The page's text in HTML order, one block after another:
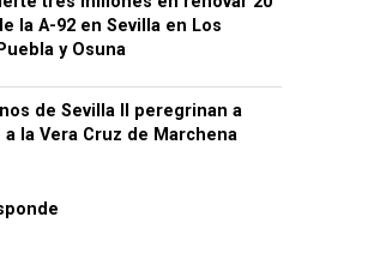
la A-92 en Sevilla en Los
y Osuna
de Sevilla II peregrinan a
a la Vera Cruz de Marchena